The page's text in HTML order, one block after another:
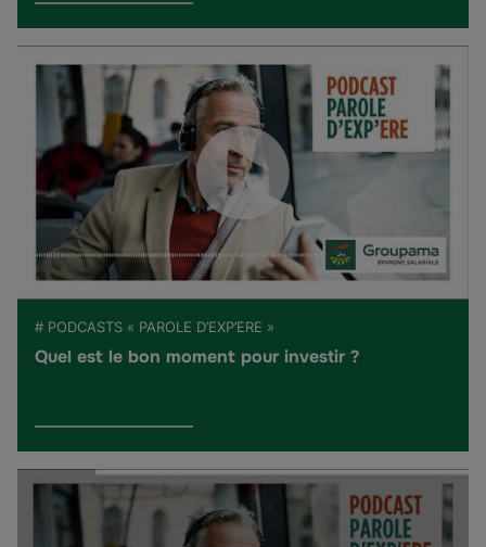
# PODCASTS « PAROLE D’EXP’ERE »
Quel est le bon moment pour investir ?